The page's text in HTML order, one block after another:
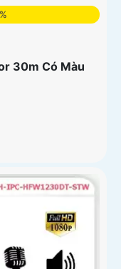
30m Có Màu